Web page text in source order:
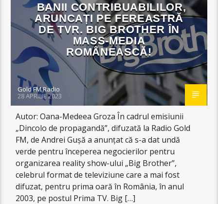
BANII CONTRIBUABILILOR,
ARUNCAȚI PE FEREASTRĂ
DE TVR. BIG BROTHER ÎN
MASS-MEDIA
ROMÂNEASCĂ!
Gold FM Radio
28 APRILIE 2023
Autor: Oana-Medeea Groza În cadrul emisiunii
„Dincolo de propagandă”, difuzată la Radio Gold
FM, de Andrei Gușă a anunțat că s-a dat undă
verde pentru începerea negocierilor pentru
organizarea reality show-ului „Big Brother”,
celebrul format de televiziune care a mai fost
difuzat, pentru prima oară în România, în anul
2003, pe postul Prima TV. Big […]